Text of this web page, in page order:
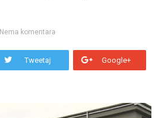
Nema komentara
Tweetaj Google+